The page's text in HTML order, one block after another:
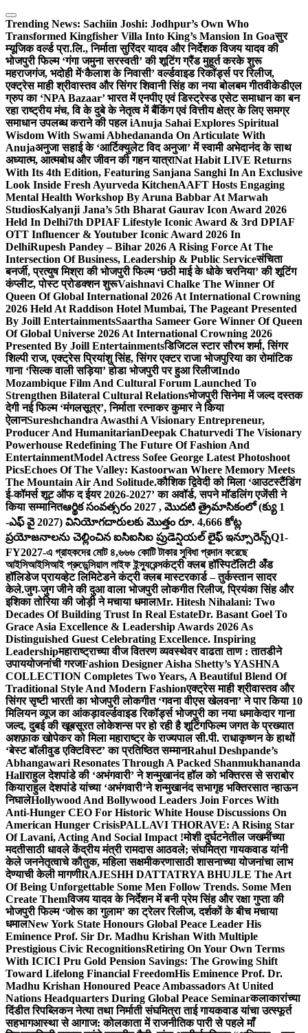
Skip
to
content
Trending News: Sachiin Joshi: Jodhpur’s Own Who
Transformed Kingfisher Villa Into King’s Mansion In Goaसुर
म्यूजिक वर्ल्ड प्रा.लि., निर्माता सुरिंदर यादव और निर्देशक विजय यादव की
भोजपुरी फिल्म ‘गंगा जमुना सरस्वती’ की शूटिंग ग्रैंड मुहूर्त करके शुरू
महराजगंज, भदोही में‘कैलाश के निवासी’ वर्ल्डवाइड रिकॉर्ड्स पर रिलीज,
एक्ट्रेस माही श्रीवास्तव और सिंगर शिवानी सिंह का नया बोलबम गीतवीकेडीएल
ग्रुप का ‘NPA Bazaar’ भारत में एनपीए एवं डिस्ट्रेस्ड एसेट समाधान का बन
रहा राष्ट्रीय मंच, वि के दुबे के नेतृत्व में बैंकिंग एवं वित्तीय क्षेत्र के लिए समग्र
समाधान उपलब्ध कराने की पहल iAnuja Sahai Explores Spiritual
Wisdom With Swami Abhedananda On Articulate With
Anujaअनुजा सहाई के ‘आर्टिक्युलेट विद अनुजा’ में स्वामी अभेदानंद के साथ
अध्यात्म, आत्मबोध और जीवन की गहन यात्राNat Habit LIVE Returns
With Its 4th Edition, Featuring Sanjana Sanghi In An Exclusive
Look Inside Fresh Ayurveda KitchenAAFT Hosts Engaging
Mental Health Workshop By Aruna Babbar At Marwah
StudiosKalyanji Jana’s 5th Bharat Gaurav Icon Award 2026
Held In Delhi7th DPIAF Lifestyle Iconic Award & 3rd DPIAF
OTT Influencer & Youtuber Iconic Award 2026 In
DelhiRupesh Pandey – Bihar 2026 A Rising Force At The
Intersection Of Business, Leadership & Public Serviceसंचिता
बनर्जी, प्रत्युष मिश्रा की भोजपुरी फिल्म ‘छठी माई के धोके चरनिया’ की शूटिंग
कंप्लीट, पोस्ट प्रोडक्शन शुरूVaishnavi Chalke The Winner Of
Queen Of Global International 2026 At International Crowning
2026 Held At Raddison Hotel Mumbai, The Pageant Presented
By Joill EntertainmentsSaartha Sameer Gore Winner Of Queen
Of Global Universe 2026 At International Crowning 2026
Presented By Joill Entertainmentsडिजिटल स्टार सौरभ शर्मा, सिंगर
शिल्पी राज, एक्ट्रेस प्रियांशु सिंह, सिंगर एक्टर राजा भोजपुरिया का रोमांटिक
गाना ‘सिल्क वाली सड़िया’ होडा भोजपुरी पर हुआ रिलीजIndo
Mozambique Film And Cultural Forum Launched To
Strengthen Bilateral Cultural Relationsभोजपुरी सिनेमा में जल्द दस्तक
देगी नई फिल्म ‘मंगलसूत्र’, निर्माता रत्नाकर कुमार ने किया
ऐलानSureshchandra Awasthi A Visionary Entrepreneur,
Producer And HumanitarianDeepak Chaturvedi The Visionary
Powerhouse Redefining The Future Of Fashion And
EntertainmentModel Actress Sofee George Latest Photoshoot
PicsEchoes Of The Valley: Kastoorwan Where Memory Meets
The Mountain Air And Solitude.कौशिक द्विवेदी को मिला ‘आउटस्टैंडिंग
ई-कॉमर्स शूट ऑफ द ईयर 2026-2027’ का अवॉर्ड, सपने मॉडलिंग एजेंसी ने
किया सम्मानितఆర్థిక సంవత్సరం 2027 , మొదటి త్రైమాసికంలో (క్యు 1
-ఎఫ్ వై 2027) వినియోగదారులకు మొత్తం రూ. 4,666 కోట్ల
ప్రయోజనాలను చెల్లించిన ఐసిఐసిఐ ప్రుడెన్షియల్ లైఫ్ ఇన్సూరెన్స్Q1-
FY2027-এ গ্রাহকদের মোট ৪,৬৬৬ কোটি টাকার সুবিধা প্রদান করেছে
আইসিআইসিআই প্রুডেন্সিয়াল লাইফ ইন্স্যুরেন্সकंट्री क्लब हॉस्पिटॅलिटी अँड
हॉलिडेज प्रायव्हेट लिमिटेडने कंट्री क्लब मास्टरकार्ड – तुर्कस्तान सादर
केले.जुग-जुग जीने की दुआ वाला भोजपुरी लोकगीत रिलीज, प्रियंका सिंह और
इशिका तोरिया की जोड़ी ने मचाया धमालMr. Hitesh Nihalani: Two
Decades Of Building Trust In Real EstateDr. Basant Goel To
Grace Asia Excellence & Leadership Awards 2026 As
Distinguished Guest Celebrating Excellence. Inspiring
Leadershipमहाराष्ट्राच्या वीज वितरण व्यवस्थेवर वाढता ताण : तातडीने
उपाययोजनांची गरजFashion Designer Aisha Shetty’s YASHNA
COLLECTION Completes Two Years, A Beautiful Blend Of
Traditional Style And Modern Fashionएक्ट्रेस माही श्रीवास्तव और
सिंगर सृष्टी भारती का भोजपुरी लोकगीत ‘गवना वीएस खेलवना’ ने पार किया 10
मिलियन व्यूज का आंकड़ावर्ल्डवाइड रिकॉर्ड्स भोजपुरी का नया धमाकेदार गाना
जल्द, दुबई की खूबसूरत लोकेशन्स पर हो रही है शूटिंगफिल्म जगत के प्रख्यात
अशफ़ाक खोपेकर को मिला महाराष्ट्र के राज्यपाल सी.पी. राधाकृष्णन के हाथों
‘बेस्ट बॉलीवुड एक्टिविस्ट’ का प्रतिष्ठित सम्मानRahul Deshpande’s
Abhangawari Resonates Through A Packed Shanmukhananda
Hallराहुल देशपांडे की ‘अभंगवारी’ ने शन्मुखानंद हॉल को भक्तिरस से सराबोर
कियाराहुल देशपांडे यांच्या ‘अभंगवारी’ने शन्मुखानंद सभागृह भक्तिरसात न्हाऊन
निघालेHollywood And Bollywood Leaders Join Forces With
Anti-Hunger CEO For Historic White House Discussions On
American Hunger CrisisPALLAVI THORAVE: A Rising Star
Of Lavani, Acting And Social Impact !मोशी दुर्घटनेतील जखमींच्या
मदतीसाठी धावले केंद्रीय मंत्री रामदास आठवले; संघमित्रा गायकवाड यांनी
केले जननेतृत्वाचे कौतुक, महिला सक्षमीकरणासाठी शासनाच्या योजनांचा लाभ
देण्याची केली मागणीRAJESHH DATTATRYA BHUJLE The Art
Of Being Unforgettable Some Men Follow Trends. Some Men
Create Themविजय यादव के निर्देशन में बनी प्रेम सिंह और रक्षा गुप्ता की
भोजपुरी फिल्म ‘जोरू का गुलाम’ का ट्रेलर रिलीज, दर्शकों के बीच मचाया
धमालNew York State Honours Global Peace Leader His
Eminence Prof. Sir Dr. Madhu Krishan With Multiple
Prestigious Civic RecognitionsRetiring On Your Own Terms
With ICICI Pru Gold Pension Savings: The Growing Shift
Toward Lifelong Financial FreedomHis Eminence Prof. Dr.
Madhu Krishan Honoured Peace Ambassadors At United
Nations Headquarters During Global Peace Seminarकलाकारांच्या
दिंडीत रिपब्लिकन नेत्या तथा निर्माती संघमित्रा ताई गायकवाड यांचा उत्स्फूर्त
सहभागआस्था से आगाज: कोलकाता में राजनीतिक पारी से पहले माँ